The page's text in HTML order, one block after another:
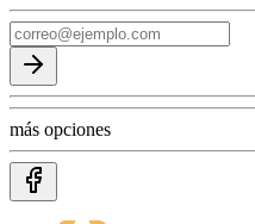
más opciones